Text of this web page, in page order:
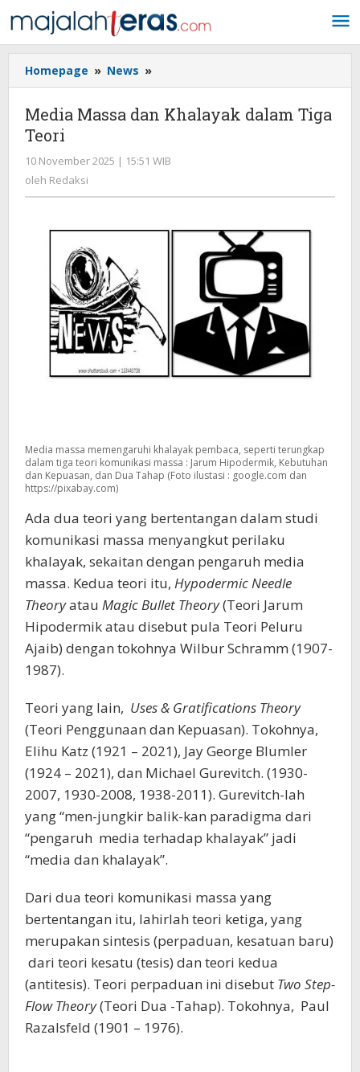
ke
konten
Homepage » News »
Massa
Khalayak
Tiga
Media Massa dan Khalayak dalam Tiga
Teori
10 November 2025 | 15:51 WIB
oleh Redaksi
Media massa memengaruhi khalayak pembaca, seperti terungkap
dalam tiga teori komunikasi massa : Jarum Hipodermik, Kebutuhan
dan Kepuasan, dan Dua Tahap (Foto ilustasi : google.com dan
https://pixabay.com)
Ada dua teori yang bertentangan dalam studi
komunikasi massa menyangkut perilaku
khalayak, sekaitan dengan pengaruh media
massa. Kedua teori itu, Hypodermic Needle
Theoryatau Magic Bullet Theory(Teori Jarum
Hipodermik atau disebut pula Teori Peluru
Ajaib) dengan tokohnya Wilbur Schramm (1907-
1987).
Teori yang lain, Uses & Gratifications Theory
(Teori Penggunaan dan Kepuasan). Tokohnya,
Elihu Katz (1921 – 2021), Jay George Blumler
(1924 – 2021), dan Michael Gurevitch. (1930-
2007, 1930-2008, 1938-2011). Gurevitch-lah
yang “men-jungkir balik-kan paradigma dari
“pengaruh media terhadap khalayak” jadi
“media dan khalayak”.
Dari dua teori komunikasi massa yang
bertentangan itu, lahirlah teori ketiga, yang
merupakan sintesis (perpaduan, kesatuan baru)
dari teori kesatu (tesis) dan teori kedua
(antitesis). Teori perpaduan ini disebut Two Step-
Flow Theory(Teori Dua -Tahap). Tokohnya, Paul
Razalsfeld (1901 – 1976).